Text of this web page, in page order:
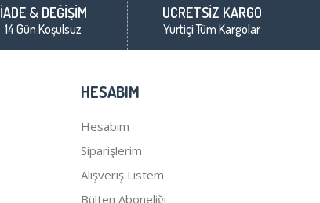
İADE & DEĞİŞİM
14 Gün Koşulsuz
ÜCRETSİZ KARGO
Yurtiçi Tüm Kargolar
HESABIM
Hesabım
Siparişlerim
Alışveriş Listem
Bülten Aboneliği